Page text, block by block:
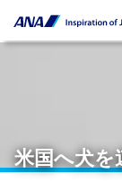
米国へ犬を